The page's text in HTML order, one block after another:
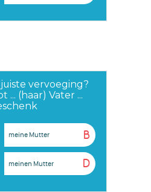
vervoeging?
... (haar) Vater ...
B
meine Mutter
D
meinen Mutter